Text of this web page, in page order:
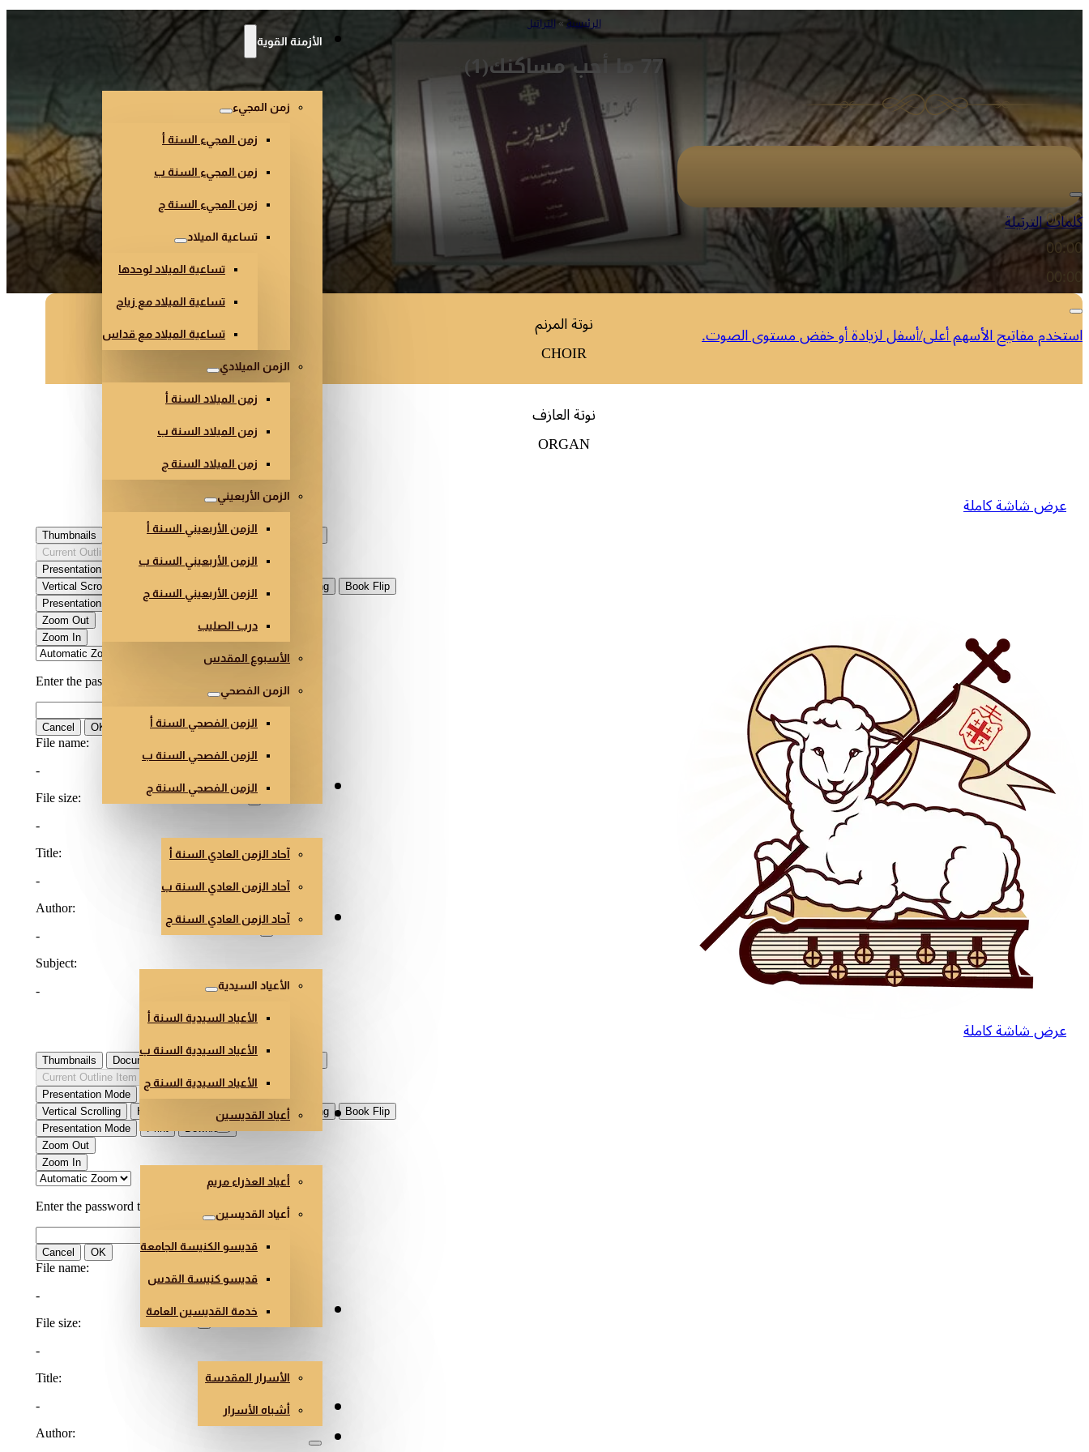
الأزمنة القوية
زمن المجيء
زمن المجيء السنة أ
زمن المجيء السنة ب
زمن المجيء السنة ج
تساعية الميلاد
تساعية الميلاد لوحدها
تساعية الميلاد مع زياح
تساعية الميلاد مع قداس
الزمن الميلادي
زمن الميلاد السنة أ
زمن الميلاد السنة ب
زمن الميلاد السنة ج
الزمن الأربعيني
الزمن الأربعيني السنة أ
الزمن الأربعيني السنة ب
الزمن الأربعيني السنة ج
درب الصليب
الأسبوع المقدس
الزمن الفصحي
الزمن الفصحي السنة أ
الزمن الفصحي السنة ب
الزمن الفصحي السنة ج الزمن العادي
آحاد الزمن العادي السنة أ
آحاد الزمن العادي السنة ب
آحاد الزمن العادي السنة جأعياد أخرى
الأعياد السيدية
الأعياد السيدية السنة أ
الأعياد السيدية السنة ب
الأعياد السيدية السنة ج
أعياد القديسين
العذراء والقديسون
أعياد العذراء مريم
أعياد القديسين
قديسو الكنيسة الجامعة
قديسو كنيسة القدس
خدمة القديسين العامةالأسرار وأشباه الأسرار
الأسرار المقدسة
أشباه الأسرار
هندسة وفن الكنائس
الرئيسية» التراتيل
77 ما أحب مساكنك(1)
مشغل الصوت
00:00
00:00
00:00
استخدم مفاتيح الأسهم أعلى/أسفل لزيادة أو خفض مستوى الصوت.
كلمات الترتيلة
نوتة المرنم
CHOIR
نوتة العازف
ORGAN
عرض شاشة كاملة
عرض شاشة كاملة